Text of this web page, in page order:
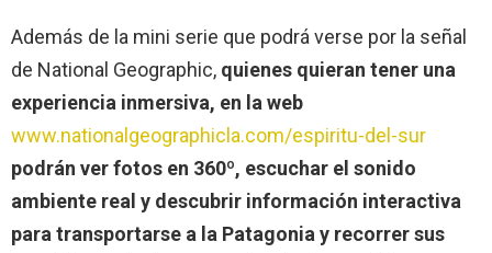
Además de la mini serie que podrá verse por la señal
de National Geographic, quienes quieran tener una
experiencia inmersiva, en la web
www.nationalgeographicla.com/espiritu-del-sur
podrán ver fotos en 360º, escuchar el sonido
ambiente real y descubrir información interactiva
para transportarse a la Patagonia y recorrer sus